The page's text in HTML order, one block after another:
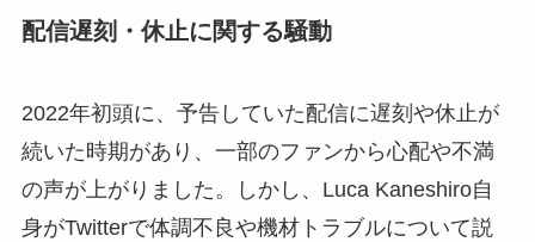
配信遅刻・休止に関する騒動
2022年初頭に、予告していた配信に遅刻や休止が
続いた時期があり、一部のファンから心配や不満
の声が上がりました。しかし、Luca Kaneshiro自
身がTwitterで体調不良や機材トラブルについて説